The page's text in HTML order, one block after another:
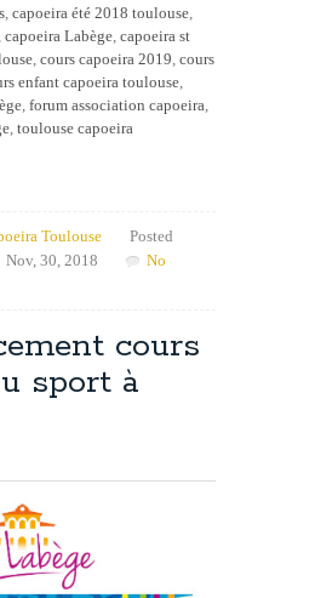
capoeira été 2018 toulouse
capoeira Labège capoeira st
cours capoeira 2019 cours
enfant capoeira toulouse
forum association capoeira
toulouse capoeira
Toulouse
Posted
Nov, 30, 2018
No
cours
sport à